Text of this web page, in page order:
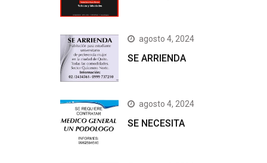
agosto 4, 2024
SE ARRIENDA
agosto 4, 2024
SE NECESITA